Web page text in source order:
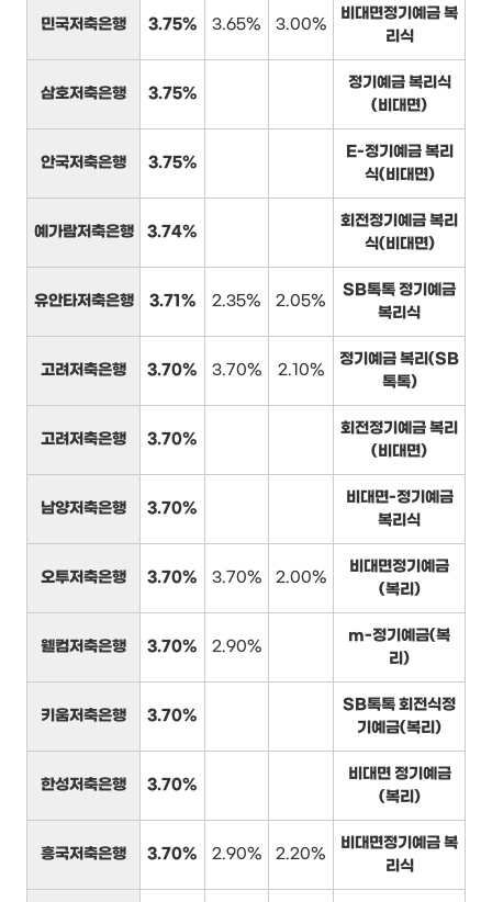
민국저축은행 3.75% 3.65% 3.00%
비대면정기예금 복
리식
삼호저축은행 3.75%
정기예금 복리식
(비대면)
안국저축은행 3.75%
E-정기예금 복리
식(비대면)
예가람저축은행 3.74%
회전정기예금 복리
식(비대면)
유안타저축은행 3.71% 2.35% 2.05%
SB톡톡 정기예금
복리식
고려저축은행 3.70% 3.70% 2.10%
정기예금 복리(SB
톡톡)
고려저축은행 3.70%
회전정기예금 복리
(비대면)
남양저축은행 3.70%
비대면-정기예금
복리식
오투저축은행 3.70% 3.70% 2.00%
비대면정기예금
(복리)
웰컴저축은행 3.70% 2.90%
m-정기예금(복
리)
키움저축은행 3.70%
SB톡톡 회전식정
기예금(복리)
한성저축은행 3.70%
비대면 정기예금
(복리)
흥국저축은행 3.70% 2.90% 2.20%
비대면정기예금 복
리식